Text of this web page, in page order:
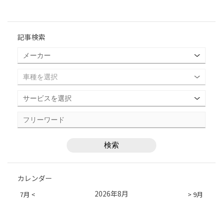
記事検索
カレンダー
7月 < > 9月
2026年8月